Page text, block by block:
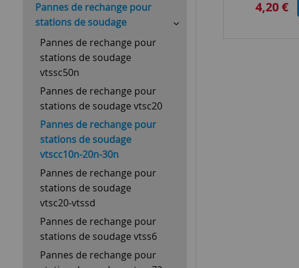
Pannes de rechange pour
stations de soudage
Pannes de rechange pour
stations de soudage
vtssc50n
Pannes de rechange pour
stations de soudage vtsc20
Pannes de rechange pour
stations de soudage
vtscc10n-20n-30n
Pannes de rechange pour
stations de soudage
vtsc20-vtssd
Pannes de rechange pour
stations de soudage vtss6
Pannes de rechange pour
4,20 €